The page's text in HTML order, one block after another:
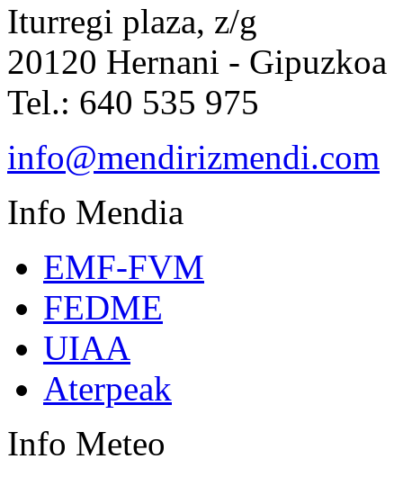
Iturregi plaza, z/g
20120 Hernani - Gipuzkoa
Tel.: 640 535 975
info@mendirizmendi.com
Info Mendia
EMF-FVM
FEDME
UIAA
Aterpeak
Info Meteo